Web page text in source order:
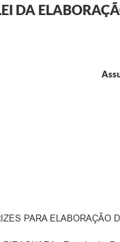
DA
PARA ELABORAÇÃO